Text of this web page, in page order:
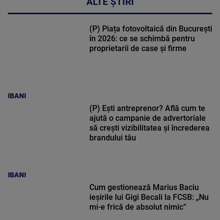
IBANI
(P) Piața fotovoltaică din București
în 2026: ce se schimbă pentru
proprietarii de case și firme
IBANI
(P) Ești antreprenor? Află cum te
ajută o campanie de advertoriale
să crești vizibilitatea și încrederea
brandului tău
Cum gestionează Marius Baciu
ieșirile lui Gigi Becali la FCSB: „Nu
mi-e frică de absolut nimic”